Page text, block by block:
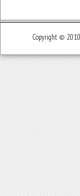
Copyright ©